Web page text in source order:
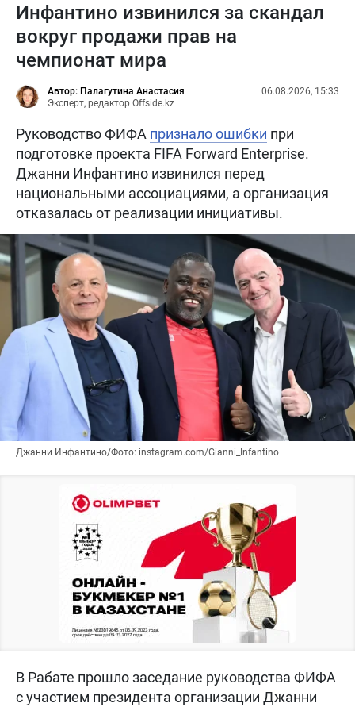
Инфантино извинился за скандал
вокруг продажи прав на
чемпионат мира
Автор: Палагутина Анастасия
Эксперт, редактор Offside.kz
06.08.2026, 15:33
Руководство ФИФА признало ошибки при
подготовке проекта FIFA Forward Enterprise.
Джанни Инфантино извинился перед
национальными ассоциациями, а организация
отказалась от реализации инициативы.
Джанни Инфантино/Фото: instagram.com/Gianni_Infantino
В Рабате прошло заседание руководства ФИФА
с участием президента организации Джанни